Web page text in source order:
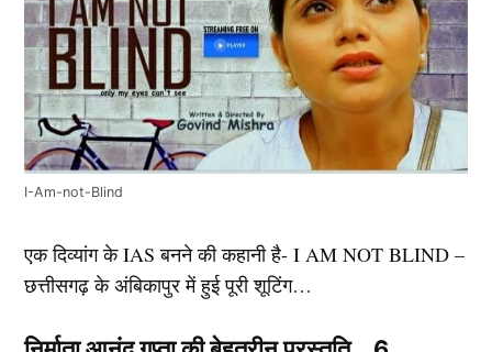
I-Am-not-Blind
एक दिव्यांग के IAS बनने की कहानी है- I AM NOT BLIND –
छत्तीसगढ़ के अंबिकापुर में हुई पूरी शूटिंग…